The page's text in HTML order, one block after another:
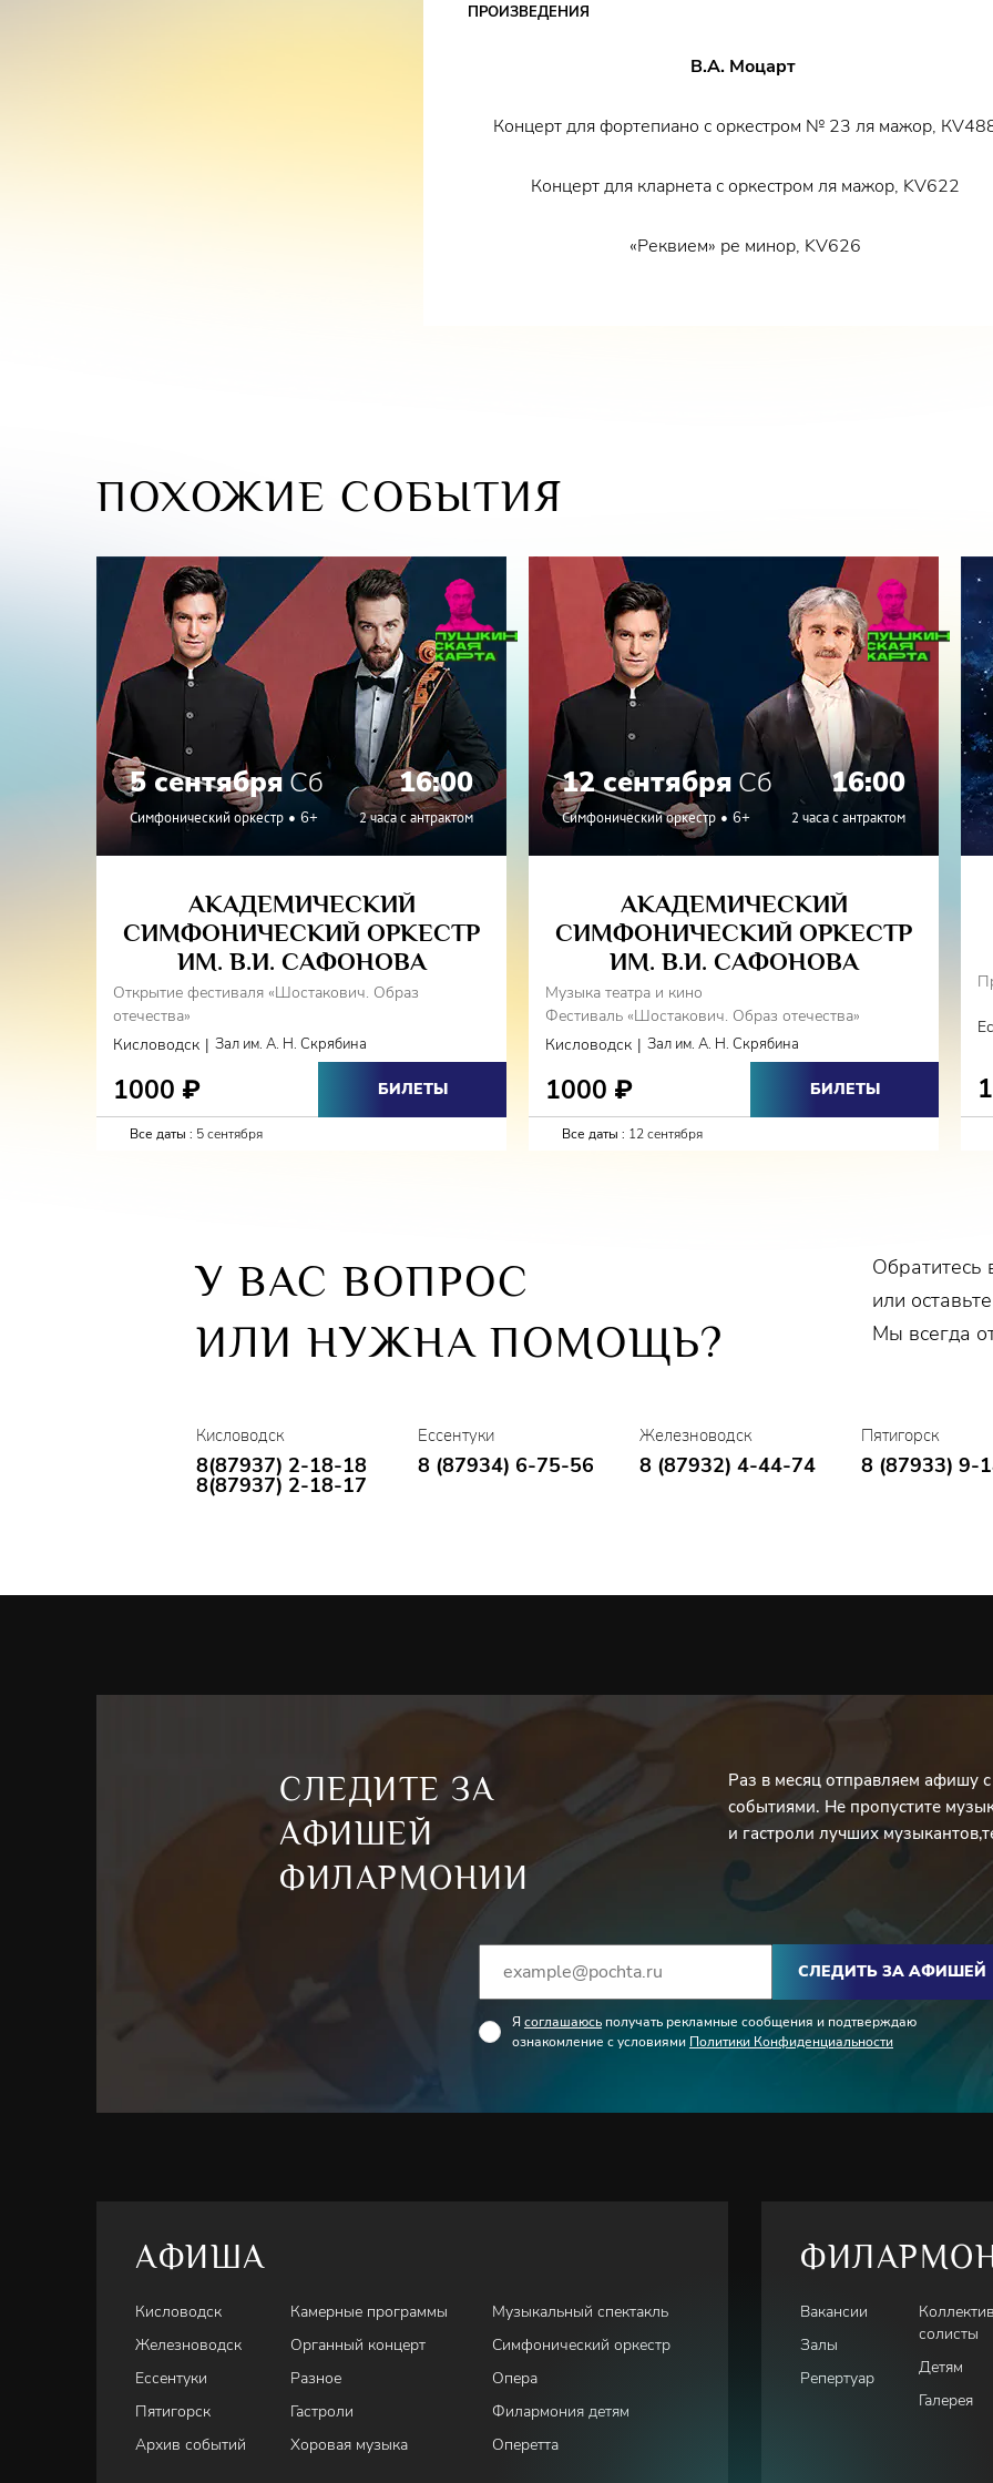
ПРОИЗВЕДЕНИЯ
В.А. Моцарт
Концерт для фортепиано с оркестром № 23 ля мажор,
Концерт для кларнета с оркестром ля мажор, KV622
«Реквием» ре минор, KV626
ПОХОЖИЕ СОБЫТИЯ
5 сентября Сб 16:00
Симфонический оркестр 6+ 2 часа с антрактом
АКАДЕМИЧЕСКИЙ
СИМФОНИЧЕСКИЙ ОРКЕСТР
ИМ. В.И. САФОНОВА
Открытие фестиваля «Шостакович. Образ
отечества»
Кисловодск | Зал им. А. Н. Скрябина
1000 ₽ БИЛЕТЫ
Все даты : 5 сентября
12 сентября Сб 16:00
Симфонический оркестр 6+ 2 часа с антрактом
АКАДЕМИЧЕСКИЙ
СИМФОНИЧЕСКИЙ ОРКЕСТР
ИМ. В.И. САФОНОВА
Музыка театра и кино
Фестиваль «Шостакович. Образ отечества»
Кисловодск | Зал им. А. Н. Скрябина
1000 ₽ БИЛЕТЫ
Все даты : 12 сентября
У ВАС ВОПРОС
ИЛИ НУЖНА ПОМОЩЬ?
Обратитесь
или
Мы всегда
Кисловодск
8(87937) 2-18-18
8(87937) 2-18-17
Ессентуки
8 (87934) 6-75-56
Железноводск
8 (87932) 4-44-74
Пятигорск
8 (87933) 9-
СЛЕДИТЕ ЗА
АФИШЕЙ
ФИЛАРМОНИИ
Раз в месяц отправляем афишу
событиями. Не пропустите
и гастроли лучших
СЛЕДИТЬ ЗА АФИШЕЙ
Я соглашаюсь получать рекламные сообщения и подтверждаю
ознакомление с условиями Политики Конфиденциальности
АФИША
Кисловодск
Железноводск
Ессентуки
Пятигорск
Архив событий
Камерные программы
Органный концерт
Разное
Гастроли
Хоровая музыка
Музыкальный спектакль
Симфонический оркестр
Опера
Филармония детям
Оперетта
Вакансии
Залы
Репертуар
солисты
Детям
Галерея